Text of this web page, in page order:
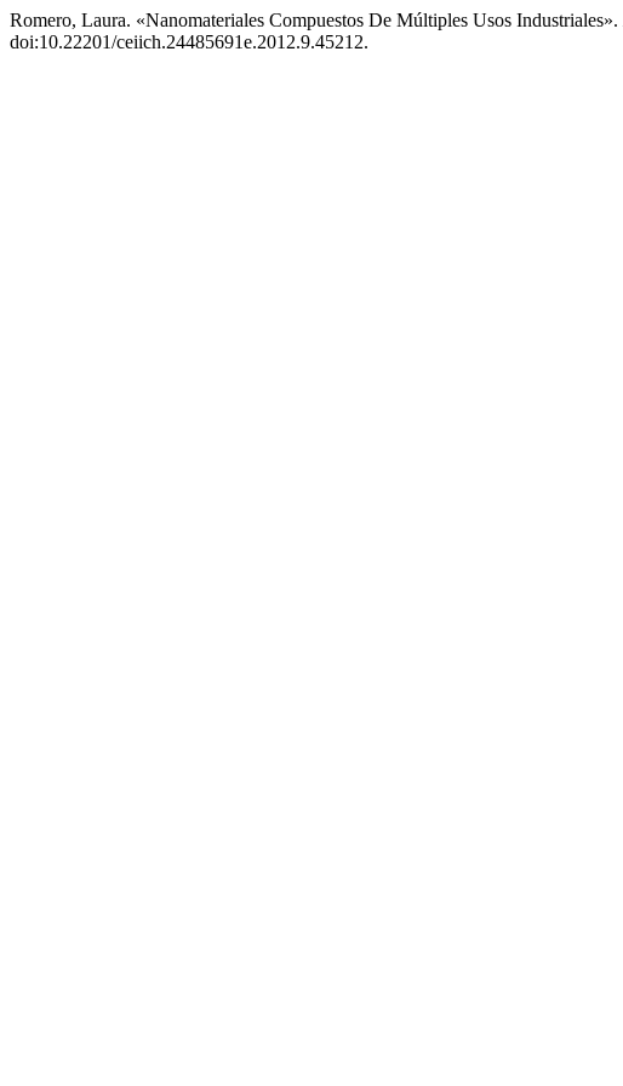
Romero, Laura. «Nanomateriales Compuestos De Múltiples Usos Industriales».
doi:10.22201/ceiich.24485691e.2012.9.45212.